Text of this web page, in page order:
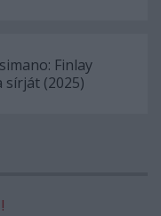
Finlay
sírját (2025)